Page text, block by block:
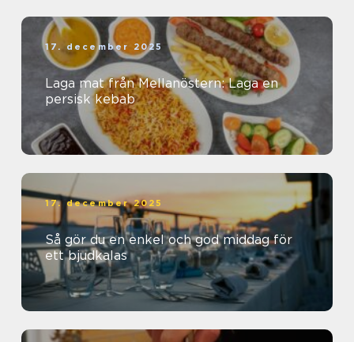
17. december 2025
Laga mat från Mellanöstern: Laga en
persisk kebab
17. december 2025
Så gör du en enkel och god middag för
ett bjudkalas